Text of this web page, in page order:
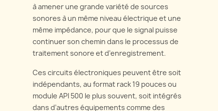
à amener une grande variété de sources
sonores à un même niveau électrique et une
même impédance, pour que le signal puisse
continuer son chemin dans le processus de
traitement sonore et d’enregistrement.
Ces circuits électroniques peuvent être soit
indépendants, au format rack 19 pouces ou
module API 500 le plus souvent, soit intégrés
dans d’autres équipements comme des